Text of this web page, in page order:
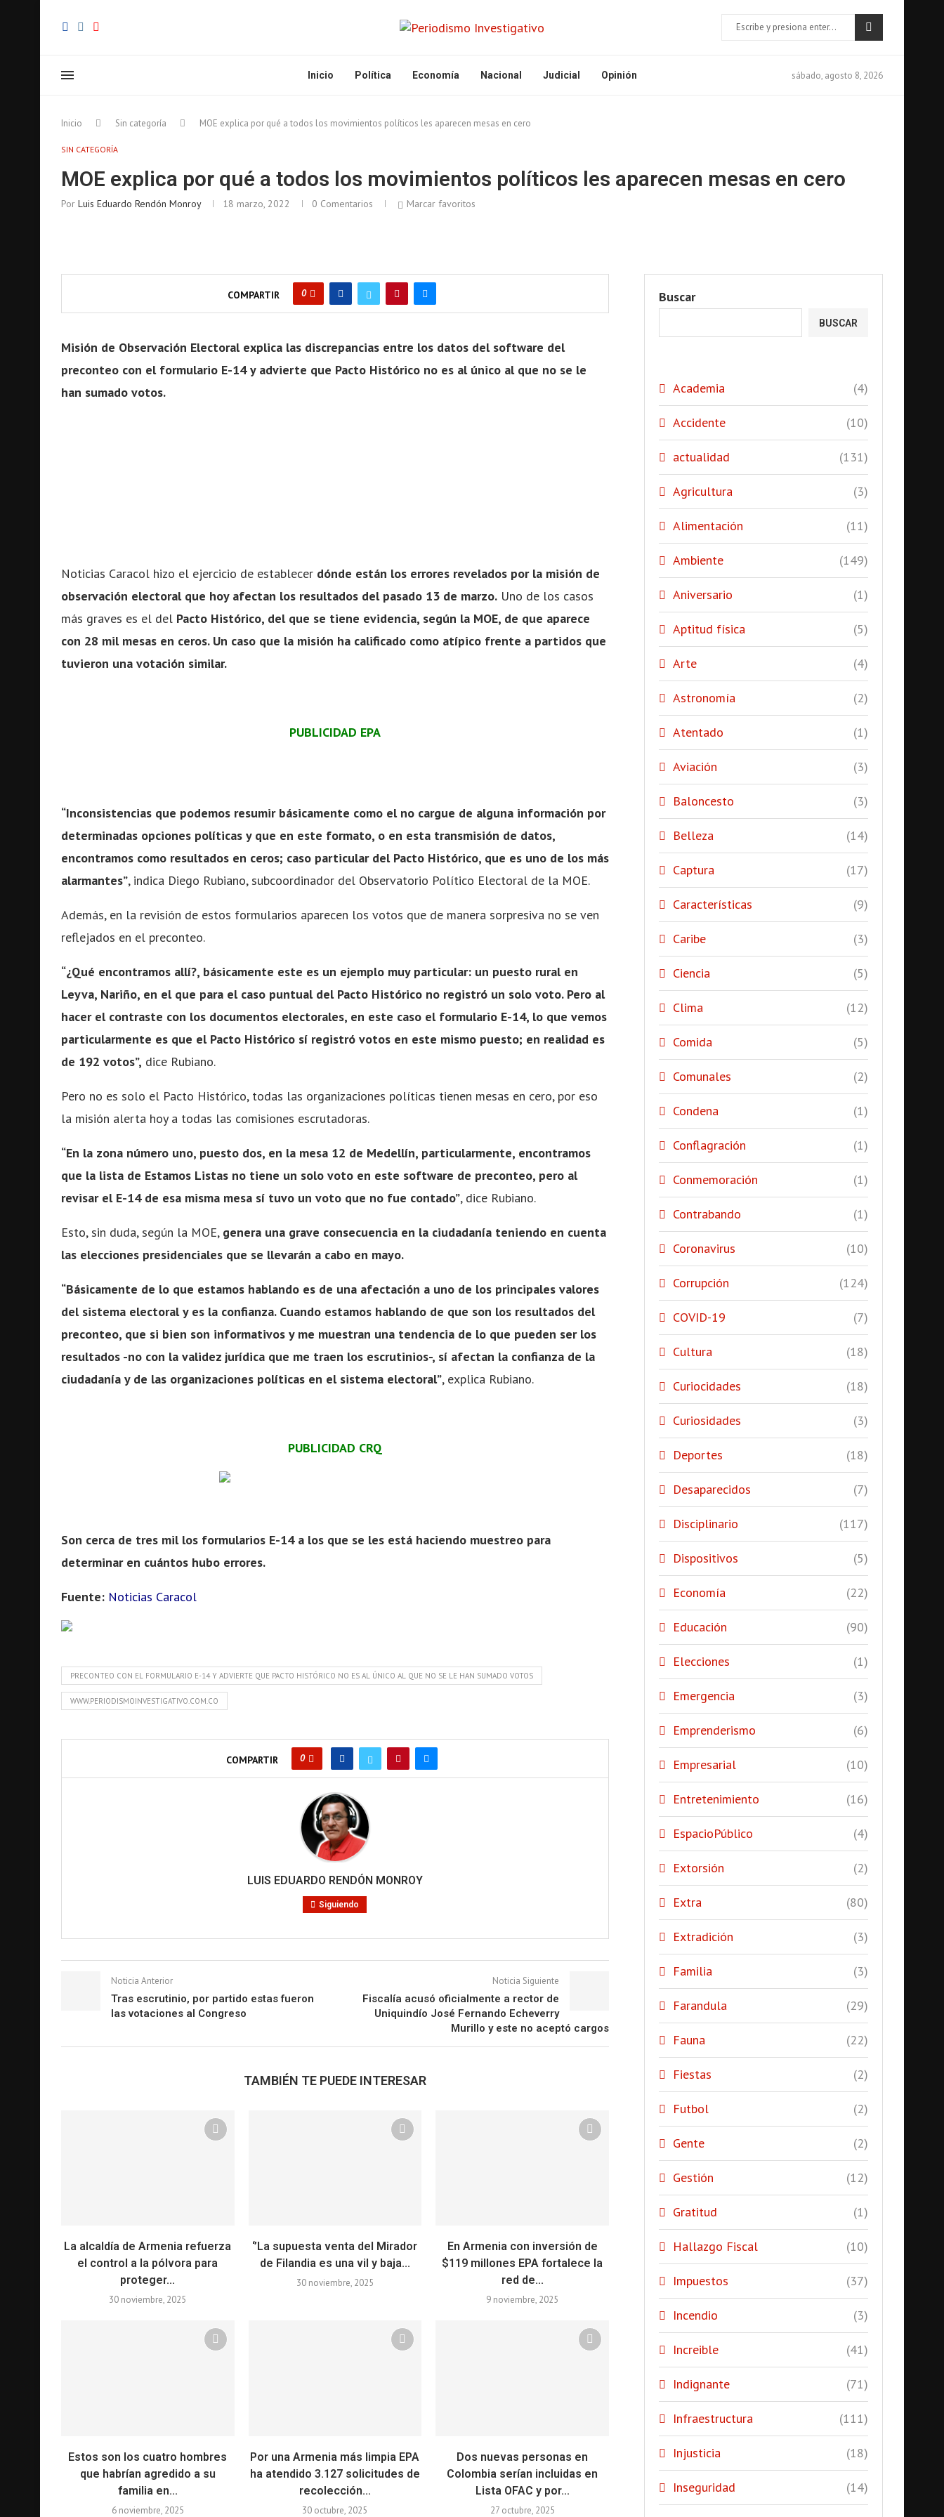
Inicio Política Economía Nacional Judicial Opinión sábado, agosto 8, 2026
Inicio Sin categoría MOE explica por qué a todos los movimientos políticos les aparecen mesas en cero
SIN CATEGORÍA
MOE explica por qué a todos los movimientos políticos les aparecen mesas en cero
Por Luis Eduardo Rendón Monroy 18 marzo, 2022 0 Comentarios Marcar favoritos
COMPARTIR 0
Misión de Observación Electoral explica las discrepancias entre los datos del software del
preconteo con el formulario E-14 y advierte que Pacto Histórico no es al único al que no se le
han sumado votos.
Noticias Caracol hizo el ejercicio de establecer dónde están los errores revelados por la misión de
observación electoral que hoy afectan los resultados del pasado 13 de marzo. Uno de los casos
más graves es el del Pacto Histórico, del que se tiene evidencia, según la MOE, de que aparece
con 28 mil mesas en ceros. Un caso que la misión ha calificado como atípico frente a partidos que
tuvieron una votación similar.
PUBLICIDAD EPA
“Inconsistencias que podemos resumir básicamente como el no cargue de alguna información por
determinadas opciones políticas y que en este formato, o en esta transmisión de datos,
encontramos como resultados en ceros; caso particular del Pacto Histórico, que es uno de los más
alarmantes”, indica Diego Rubiano, subcoordinador del Observatorio Político Electoral de la MOE.
Además, en la revisión de estos formularios aparecen los votos que de manera sorpresiva no se ven
reflejados en el preconteo.
“¿Qué encontramos allí?, básicamente este es un ejemplo muy particular: un puesto rural en
Leyva, Nariño, en el que para el caso puntual del Pacto Histórico no registró un solo voto. Pero al
hacer el contraste con los documentos electorales, en este caso el formulario E-14, lo que vemos
particularmente es que el Pacto Histórico sí registró votos en este mismo puesto; en realidad es
de 192 votos”, dice Rubiano.
Pero no es solo el Pacto Histórico, todas las organizaciones políticas tienen mesas en cero, por eso
la misión alerta hoy a todas las comisiones escrutadoras.
“En la zona número uno, puesto dos, en la mesa 12 de Medellín, particularmente, encontramos
que la lista de Estamos Listas no tiene un solo voto en este software de preconteo, pero al
revisar el E-14 de esa misma mesa sí tuvo un voto que no fue contado”, dice Rubiano.
Esto, sin duda, según la MOE, genera una grave consecuencia en la ciudadanía teniendo en cuenta
las elecciones presidenciales que se llevarán a cabo en mayo.
“Básicamente de lo que estamos hablando es de una afectación a uno de los principales valores
del sistema electoral y es la confianza. Cuando estamos hablando de que son los resultados del
preconteo, que si bien son informativos y me muestran una tendencia de lo que pueden ser los
resultados -no con la validez jurídica que me traen los escrutinios-, sí afectan la confianza de la
ciudadanía y de las organizaciones políticas en el sistema electoral”, explica Rubiano.
PUBLICIDAD CRQ
Son cerca de tres mil los formularios E-14 a los que se les está haciendo muestreo para
determinar en cuántos hubo errores.
Fuente: Noticias Caracol
PRECONTEO CON EL FORMULARIO E-14 Y ADVIERTE QUE PACTO HISTÓRICO NO ES AL ÚNICO AL QUE NO SE LE HAN SUMADO VOTOS
WWW.PERIODISMOINVESTIGATIVO.COM.CO
COMPARTIR 0
LUIS EDUARDO RENDÓN MONROY
Siguiendo
Noticia Anterior
Tras escrutinio, por partido estas fueron
las votaciones al Congreso
Noticia Siguiente
Fiscalía acusó oficialmente a rector de
Uniquindío José Fernando Echeverry
Murillo y este no aceptó cargos
TAMBIÉN TE PUEDE INTERESAR
La alcaldía de Armenia refuerza
el control a la pólvora para
proteger...
30 noviembre, 2025
‘’La supuesta venta del Mirador
de Filandia es una vil y baja...
30 noviembre, 2025
En Armenia con inversión de
$119 millones EPA fortalece la
red de...
9 noviembre, 2025
Estos son los cuatro hombres
que habrían agredido a su
familia en...
6 noviembre, 2025
Por una Armenia más limpia EPA
ha atendido 3.127 solicitudes de
recolección...
30 octubre, 2025
Dos nuevas personas en
Colombia serían incluidas en
Lista OFAC y por...
27 octubre, 2025
Buscar
BUSCAR
Academia (4)
Accidente (10)
actualidad (131)
Agricultura (3)
Alimentación (11)
Ambiente (149)
Aniversario (1)
Aptitud física (5)
Arte (4)
Astronomía (2)
Atentado (1)
Aviación (3)
Baloncesto (3)
Belleza (14)
Captura (17)
Características (9)
Caribe (3)
Ciencia (5)
Clima (12)
Comida (5)
Comunales (2)
Condena (1)
Conflagración (1)
Conmemoración (1)
Contrabando (1)
Coronavirus (10)
Corrupción (124)
COVID-19 (7)
Cultura (18)
Curiocidades (18)
Curiosidades (3)
Deportes (18)
Desaparecidos (7)
Disciplinario (117)
Dispositivos (5)
Economía (22)
Educación (90)
Elecciones (1)
Emergencia (3)
Emprenderismo (6)
Empresarial (10)
Entretenimiento (16)
EspacioPúblico (4)
Extorsión (2)
Extra (80)
Extradición (3)
Familia (3)
Farandula (29)
Fauna (22)
Fiestas (2)
Futbol (2)
Gente (2)
Gestión (12)
Gratitud (1)
Hallazgo Fiscal (10)
Impuestos (37)
Incendio (3)
Increible (41)
Indignante (71)
Infraestructura (111)
Injusticia (18)
Inseguridad (14)